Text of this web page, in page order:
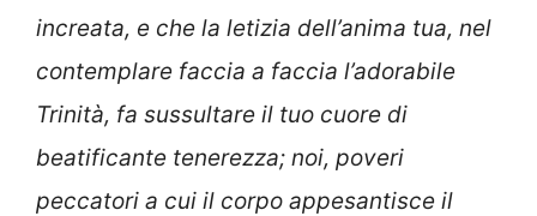
increata, e che la letizia dell’anima tua, nel
contemplare faccia a faccia l’adorabile
Trinità, fa sussultare il tuo cuore di
beatificante tenerezza; noi, poveri
peccatori a cui il corpo appesantisce il